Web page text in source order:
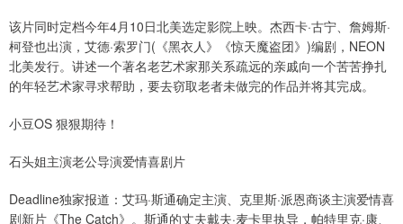
该片同时定档今年4月10日北美选定影院上映。杰西卡·古宁、詹姆斯·
柯登也出演，艾德·索罗门(《黑衣人》《惊天魔盗团》)编剧，NEON
北美发行。讲述一个著名老艺术家那关系疏远的亲戚向一个苦苦挣扎
的年轻艺术家寻求帮助，要去窃取老者未做完的作品并将其完成。
小豆OS 狠狠期待！
石头姐主演老公导演爱情喜剧片
Deadline独家报道：艾玛·斯通确定主演、克里斯·派恩商谈主演爱情喜
剧新片《The Catch》。斯通的丈夫戴夫·麦卡里执导，帕特里克·康、